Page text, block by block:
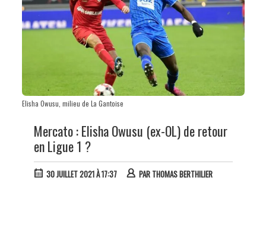
Elisha Owusu, milieu de La Gantoise
Mercato : Elisha Owusu (ex-OL) de retour
en Ligue 1 ?
30 JUILLET 2021 À 17:37 PAR THOMAS BERTHILIER